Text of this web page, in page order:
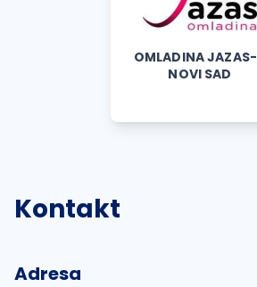
OMLADINA
NOVI SAD
Kontakt
Adresa